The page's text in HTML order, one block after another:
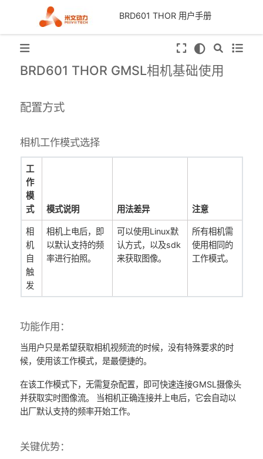
BRD601 THOR 用户手册
BRD601 THOR GMSL相机基础使用
配置方式
相机工作模式选择
工
作
模
式
模式说明 用法差异 注意
相
机
自
触
发
相机上电后，即
以默认支持的频
率进行拍照。
可以使用Linux默
认方式，以及sdk
来获取图像。
所有相机需
使用相同的
工作模式。
功能作用：​
当用户只是希望获取相机视频流的时候，没有特殊要求的时
候，使用该工作模式，是最便捷的。
在该工作模式下，无需复杂配置，即可快速连接GMSL摄像头
并获取实时图像流。​ 当相机正确连接并上电后，它会自动以
出厂默认支持的频率开始工作。
关键优势：​